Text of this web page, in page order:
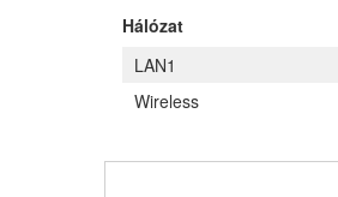
Hálózat
LAN1
Wireless